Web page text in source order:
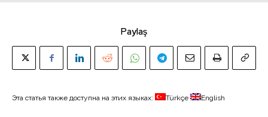
Paylaş
Эта статья также доступна на этих языках: Türkçe English